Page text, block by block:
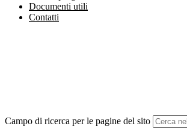
Documenti utili
Contatti
Campo di ricerca per le pagine del sito